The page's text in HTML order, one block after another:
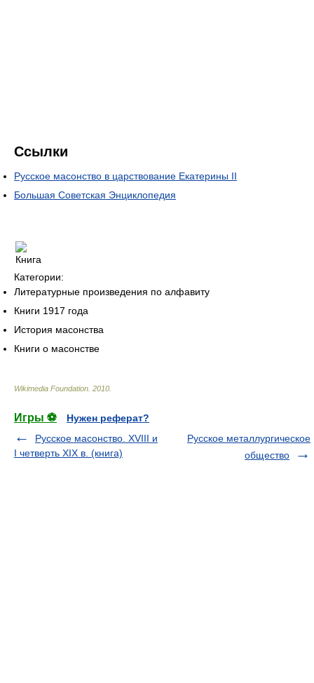
Ссылки
Русское масонство в царствование Екатерины II
Большая Советская Энциклопедия
Категории:
Литературные произведения по алфавиту
Книги 1917 года
История масонства
Книги о масонстве
Wikimedia Foundation 2010
Игры ⚽
Нужен реферат?
Русское масонство. XVIII и
I четверть XIX в. (книга)
Русское металлургическое
общество